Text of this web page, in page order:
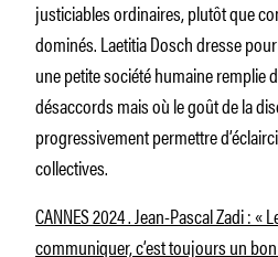
justiciables ordinaires, plutôt que
dominés. Laetitia Dosch dresse
une petite société humaine remplie
désaccords mais où le goût de la
progressivement permettre
collectives.
CANNES 2024 . Jean-Pascal Zadi : «
communiquer, c’est toujours un